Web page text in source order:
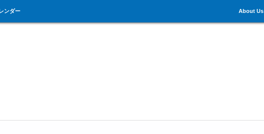
ンダー About Us